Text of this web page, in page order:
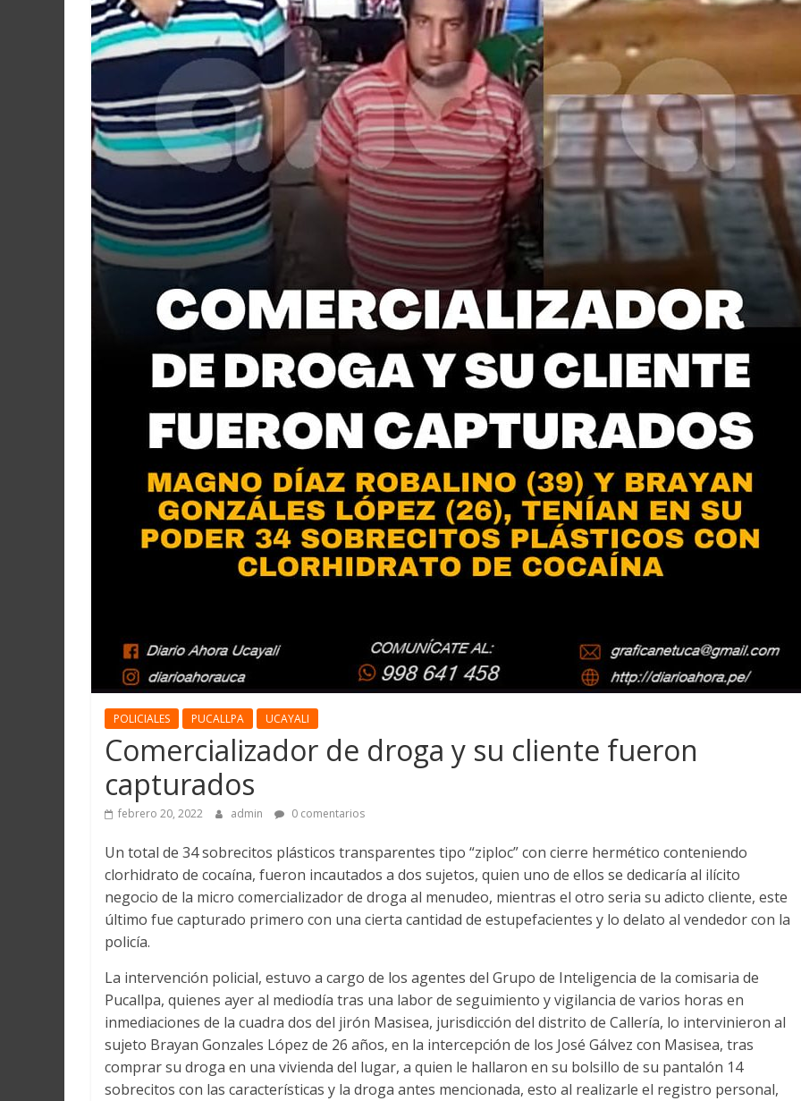
Martín
y
Loreto
POLICIALES PUCALLPA UCAYALI
Comercializador de droga y su cliente fueron
capturados
febrero 20, 2022 admin 0 comentarios
Un total de 34 sobrecitos plásticos transparentes tipo “ziploc” con cierre hermético conteniendo
clorhidrato de cocaína, fueron incautados a dos sujetos, quien uno de ellos se dedicaría al ilícito
negocio de la micro comercializador de droga al menudeo, mientras el otro seria su adicto cliente, este
último fue capturado primero con una cierta cantidad de estupefacientes y lo delato al vendedor con la
policía.
La intervención policial, estuvo a cargo de los agentes del Grupo de Inteligencia de la comisaria de
Pucallpa, quienes ayer al mediodía tras una labor de seguimiento y vigilancia de varios horas en
inmediaciones de la cuadra dos del jirón Masisea, jurisdicción del distrito de Callería, lo intervinieron al
sujeto Brayan Gonzales López de 26 años, en la intercepción de los José Gálvez con Masisea, tras
comprar su droga en una vivienda del lugar, a quien le hallaron en su bolsillo de su pantalón 14
sobrecitos con las características y la droga antes mencionada, esto al realizarle el registro personal,